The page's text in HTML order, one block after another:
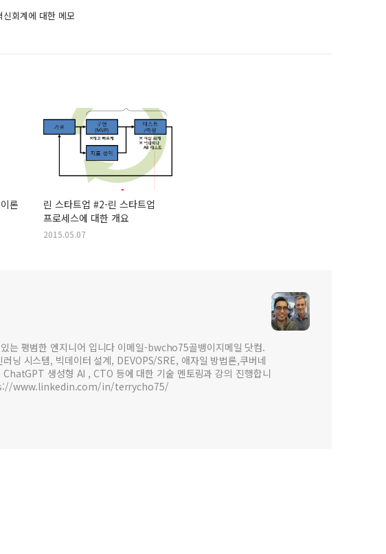
회계에 대한 메모
론
린 스타트업 #2-린 스타트업
프로세스에 대한 개요
2015.05.07
는 평범한 엔지니어 입니다 이메일-bwcho75골뱅이지메일 닷컴.
닝 시스템, 빅데이터 설계, DEVOPS/SRE, 애자일 방법론,쿠버네
ChatGPT 생성형 AI , CTO 등에 대한 기술 멘토링과 강의 진행합니
www.linkedin.com/in/terrycho75/